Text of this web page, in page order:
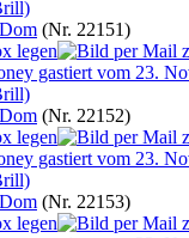
(Nr. 22151)
(Nr. 22152)
(Nr. 22153)